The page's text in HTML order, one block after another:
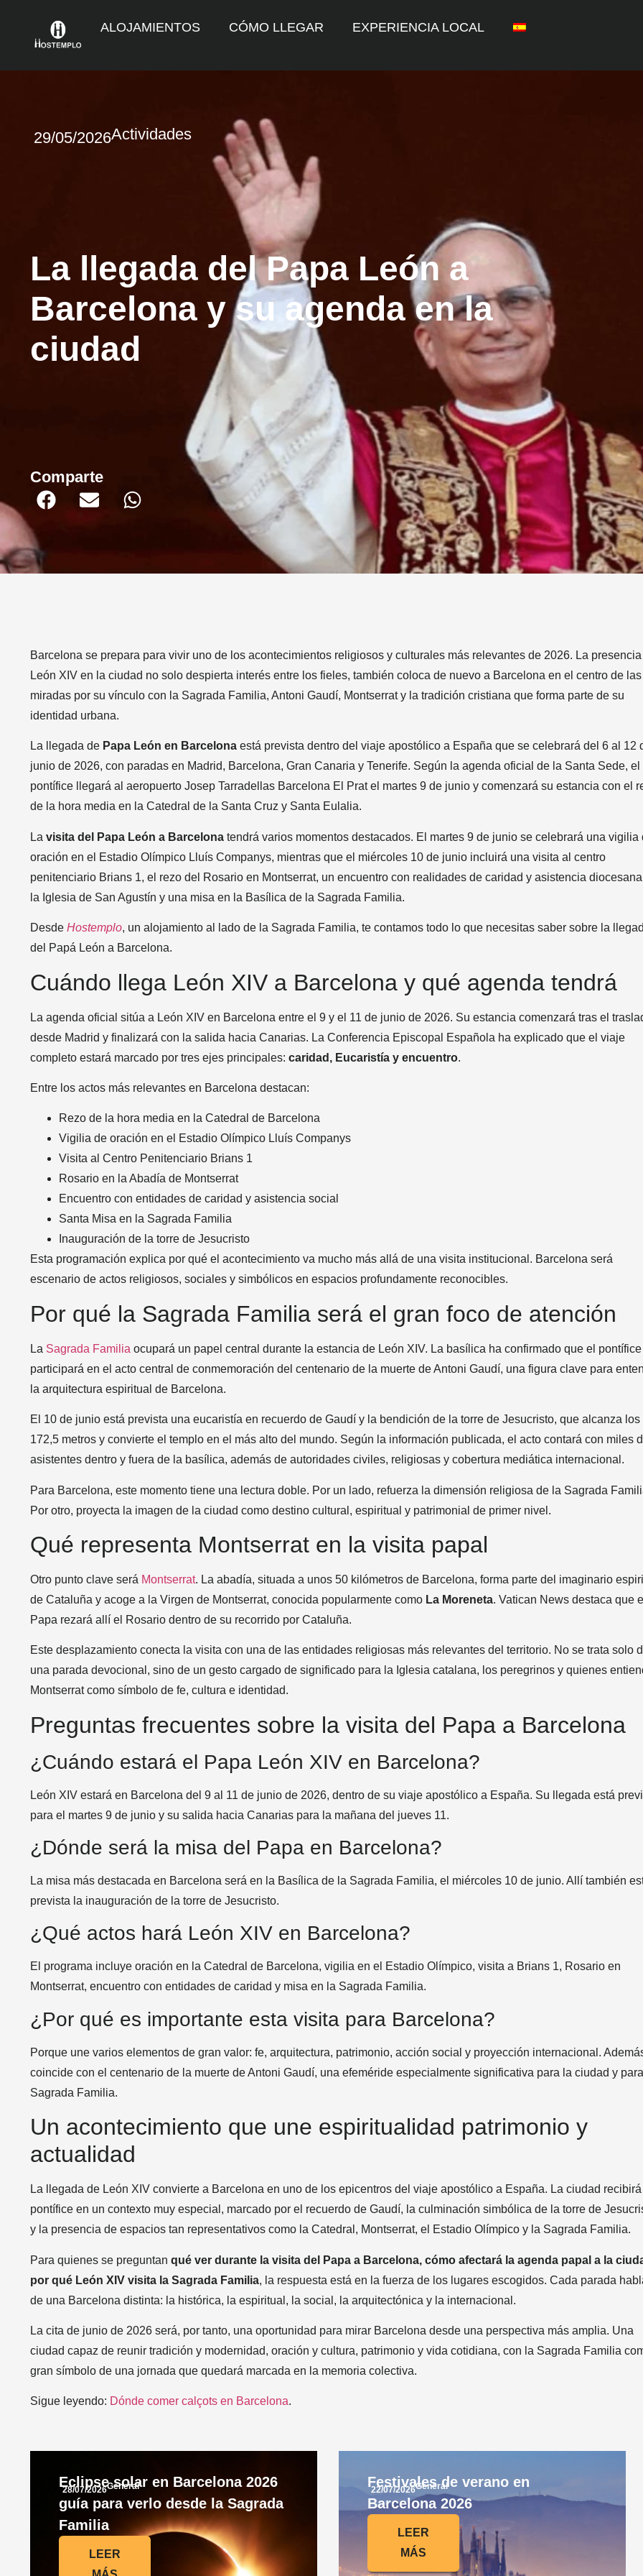
ALOJAMIENTOS CÓMO LLEGAR EXPERIENCIA LOCAL
29/05/2026Actividades
La llegada del Papa León a
Barcelona y su agenda en la
ciudad
Comparte
Barcelona se prepara para vivir uno de los acontecimientos religiosos y culturales más relevantes de 2026. La
León XIV en la ciudad no solo despierta interés entre los fieles, también coloca de nuevo a Barcelona en el centro de las
miradas por su vínculo con la Sagrada Familia, Antoni Gaudí, Montserrat y la tradición cristiana que forma parte de su
identidad urbana.
La llegada de Papa León en Barcelona está prevista dentro del viaje apostólico a España que se celebrará del 6 al 12
junio de 2026, con paradas en Madrid, Barcelona, Gran Canaria y Tenerife. Según la agenda oficial de la Santa Sede, el
pontífice llegará al aeropuerto Josep Tarradellas Barcelona El Prat el martes 9 de junio y comenzará su estancia con el
de la hora media en la Catedral de la Santa Cruz y Santa Eulalia.
La visita del Papa León a Barcelona tendrá varios momentos destacados. El martes 9 de junio se celebrará una vigilia
oración en el Estadio Olímpico Lluís Companys, mientras que el miércoles 10 de junio incluirá una visita al centro
penitenciario Brians 1, el rezo del Rosario en Montserrat, un encuentro con realidades de caridad y asistencia
la Iglesia de San Agustín y una misa en la Basílica de la Sagrada Familia.
Desde Hostemplo, un alojamiento al lado de la Sagrada Familia, te contamos todo lo que necesitas saber sobre la
del Papá León a Barcelona.
Cuándo llega León XIV a Barcelona y qué agenda tendrá
La agenda oficial sitúa a León XIV en Barcelona entre el 9 y el 11 de junio de 2026. Su estancia comenzará tras el
desde Madrid y finalizará con la salida hacia Canarias. La Conferencia Episcopal Española ha explicado que el viaje
completo estará marcado por tres ejes principales: caridad, Eucaristía y encuentro.
Entre los actos más relevantes en Barcelona destacan:
Rezo de la hora media en la Catedral de Barcelona
Vigilia de oración en el Estadio Olímpico Lluís Companys
Visita al Centro Penitenciario Brians 1
Rosario en la Abadía de Montserrat
Encuentro con entidades de caridad y asistencia social
Santa Misa en la Sagrada Familia
Inauguración de la torre de Jesucristo
Esta programación explica por qué el acontecimiento va mucho más allá de una visita institucional. Barcelona será
escenario de actos religiosos, sociales y simbólicos en espacios profundamente reconocibles.
Por qué la Sagrada Familia será el gran foco de atención
La Sagrada Familia ocupará un papel central durante la estancia de León XIV. La basílica ha confirmado que el pontífice
participará en el acto central de conmemoración del centenario de la muerte de Antoni Gaudí, una figura clave para
la arquitectura espiritual de Barcelona.
El 10 de junio está prevista una eucaristía en recuerdo de Gaudí y la bendición de la torre de Jesucristo, que alcanza los
172,5 metros y convierte el templo en el más alto del mundo. Según la información publicada, el acto contará con miles
asistentes dentro y fuera de la basílica, además de autoridades civiles, religiosas y cobertura mediática internacional.
Para Barcelona, este momento tiene una lectura doble. Por un lado, refuerza la dimensión religiosa de la Sagrada
Por otro, proyecta la imagen de la ciudad como destino cultural, espiritual y patrimonial de primer nivel.
Qué representa Montserrat en la visita papal
Otro punto clave será Montserrat. La abadía, situada a unos 50 kilómetros de Barcelona, forma parte del imaginario
de Cataluña y acoge a la Virgen de Montserrat, conocida popularmente como La Moreneta. Vatican News destaca que
Papa rezará allí el Rosario dentro de su recorrido por Cataluña.
Este desplazamiento conecta la visita con una de las entidades religiosas más relevantes del territorio. No se trata solo
una parada devocional, sino de un gesto cargado de significado para la Iglesia catalana, los peregrinos y quienes
Montserrat como símbolo de fe, cultura e identidad.
Preguntas frecuentes sobre la visita del Papa a Barcelona
¿Cuándo estará el Papa León XIV en Barcelona?
León XIV estará en Barcelona del 9 al 11 de junio de 2026, dentro de su viaje apostólico a España. Su llegada está
para el martes 9 de junio y su salida hacia Canarias para la mañana del jueves 11.
¿Dónde será la misa del Papa en Barcelona?
La misa más destacada en Barcelona será en la Basílica de la Sagrada Familia, el miércoles 10 de junio. Allí también
prevista la inauguración de la torre de Jesucristo.
¿Qué actos hará León XIV en Barcelona?
El programa incluye oración en la Catedral de Barcelona, vigilia en el Estadio Olímpico, visita a Brians 1, Rosario en
Montserrat, encuentro con entidades de caridad y misa en la Sagrada Familia.
¿Por qué es importante esta visita para Barcelona?
Porque une varios elementos de gran valor: fe, arquitectura, patrimonio, acción social y proyección internacional.
coincide con el centenario de la muerte de Antoni Gaudí, una efeméride especialmente significativa para la ciudad y
Sagrada Familia.
Un acontecimiento que une espiritualidad patrimonio y
actualidad
La llegada de León XIV convierte a Barcelona en uno de los epicentros del viaje apostólico a España. La ciudad
pontífice en un contexto muy especial, marcado por el recuerdo de Gaudí, la culminación simbólica de la torre de
y la presencia de espacios tan representativos como la Catedral, Montserrat, el Estadio Olímpico y la Sagrada Familia.
Para quienes se preguntan qué ver durante la visita del Papa a Barcelona, cómo afectará la agenda papal a la
por qué León XIV visita la Sagrada Familia, la respuesta está en la fuerza de los lugares escogidos. Cada parada
de una Barcelona distinta: la histórica, la espiritual, la social, la arquitectónica y la internacional.
La cita de junio de 2026 será, por tanto, una oportunidad para mirar Barcelona desde una perspectiva más amplia. Una
ciudad capaz de reunir tradición y modernidad, oración y cultura, patrimonio y vida cotidiana, con la Sagrada Familia
gran símbolo de una jornada que quedará marcada en la memoria colectiva.
Sigue leyendo: Dónde comer calçots en Barcelona.
28/07/2026General
Eclipse solar en Barcelona 2026
guía para verlo desde la Sagrada
Familia
LEER
22/07/2026General
Festivales de verano en
Barcelona 2026
LEER
MÁS